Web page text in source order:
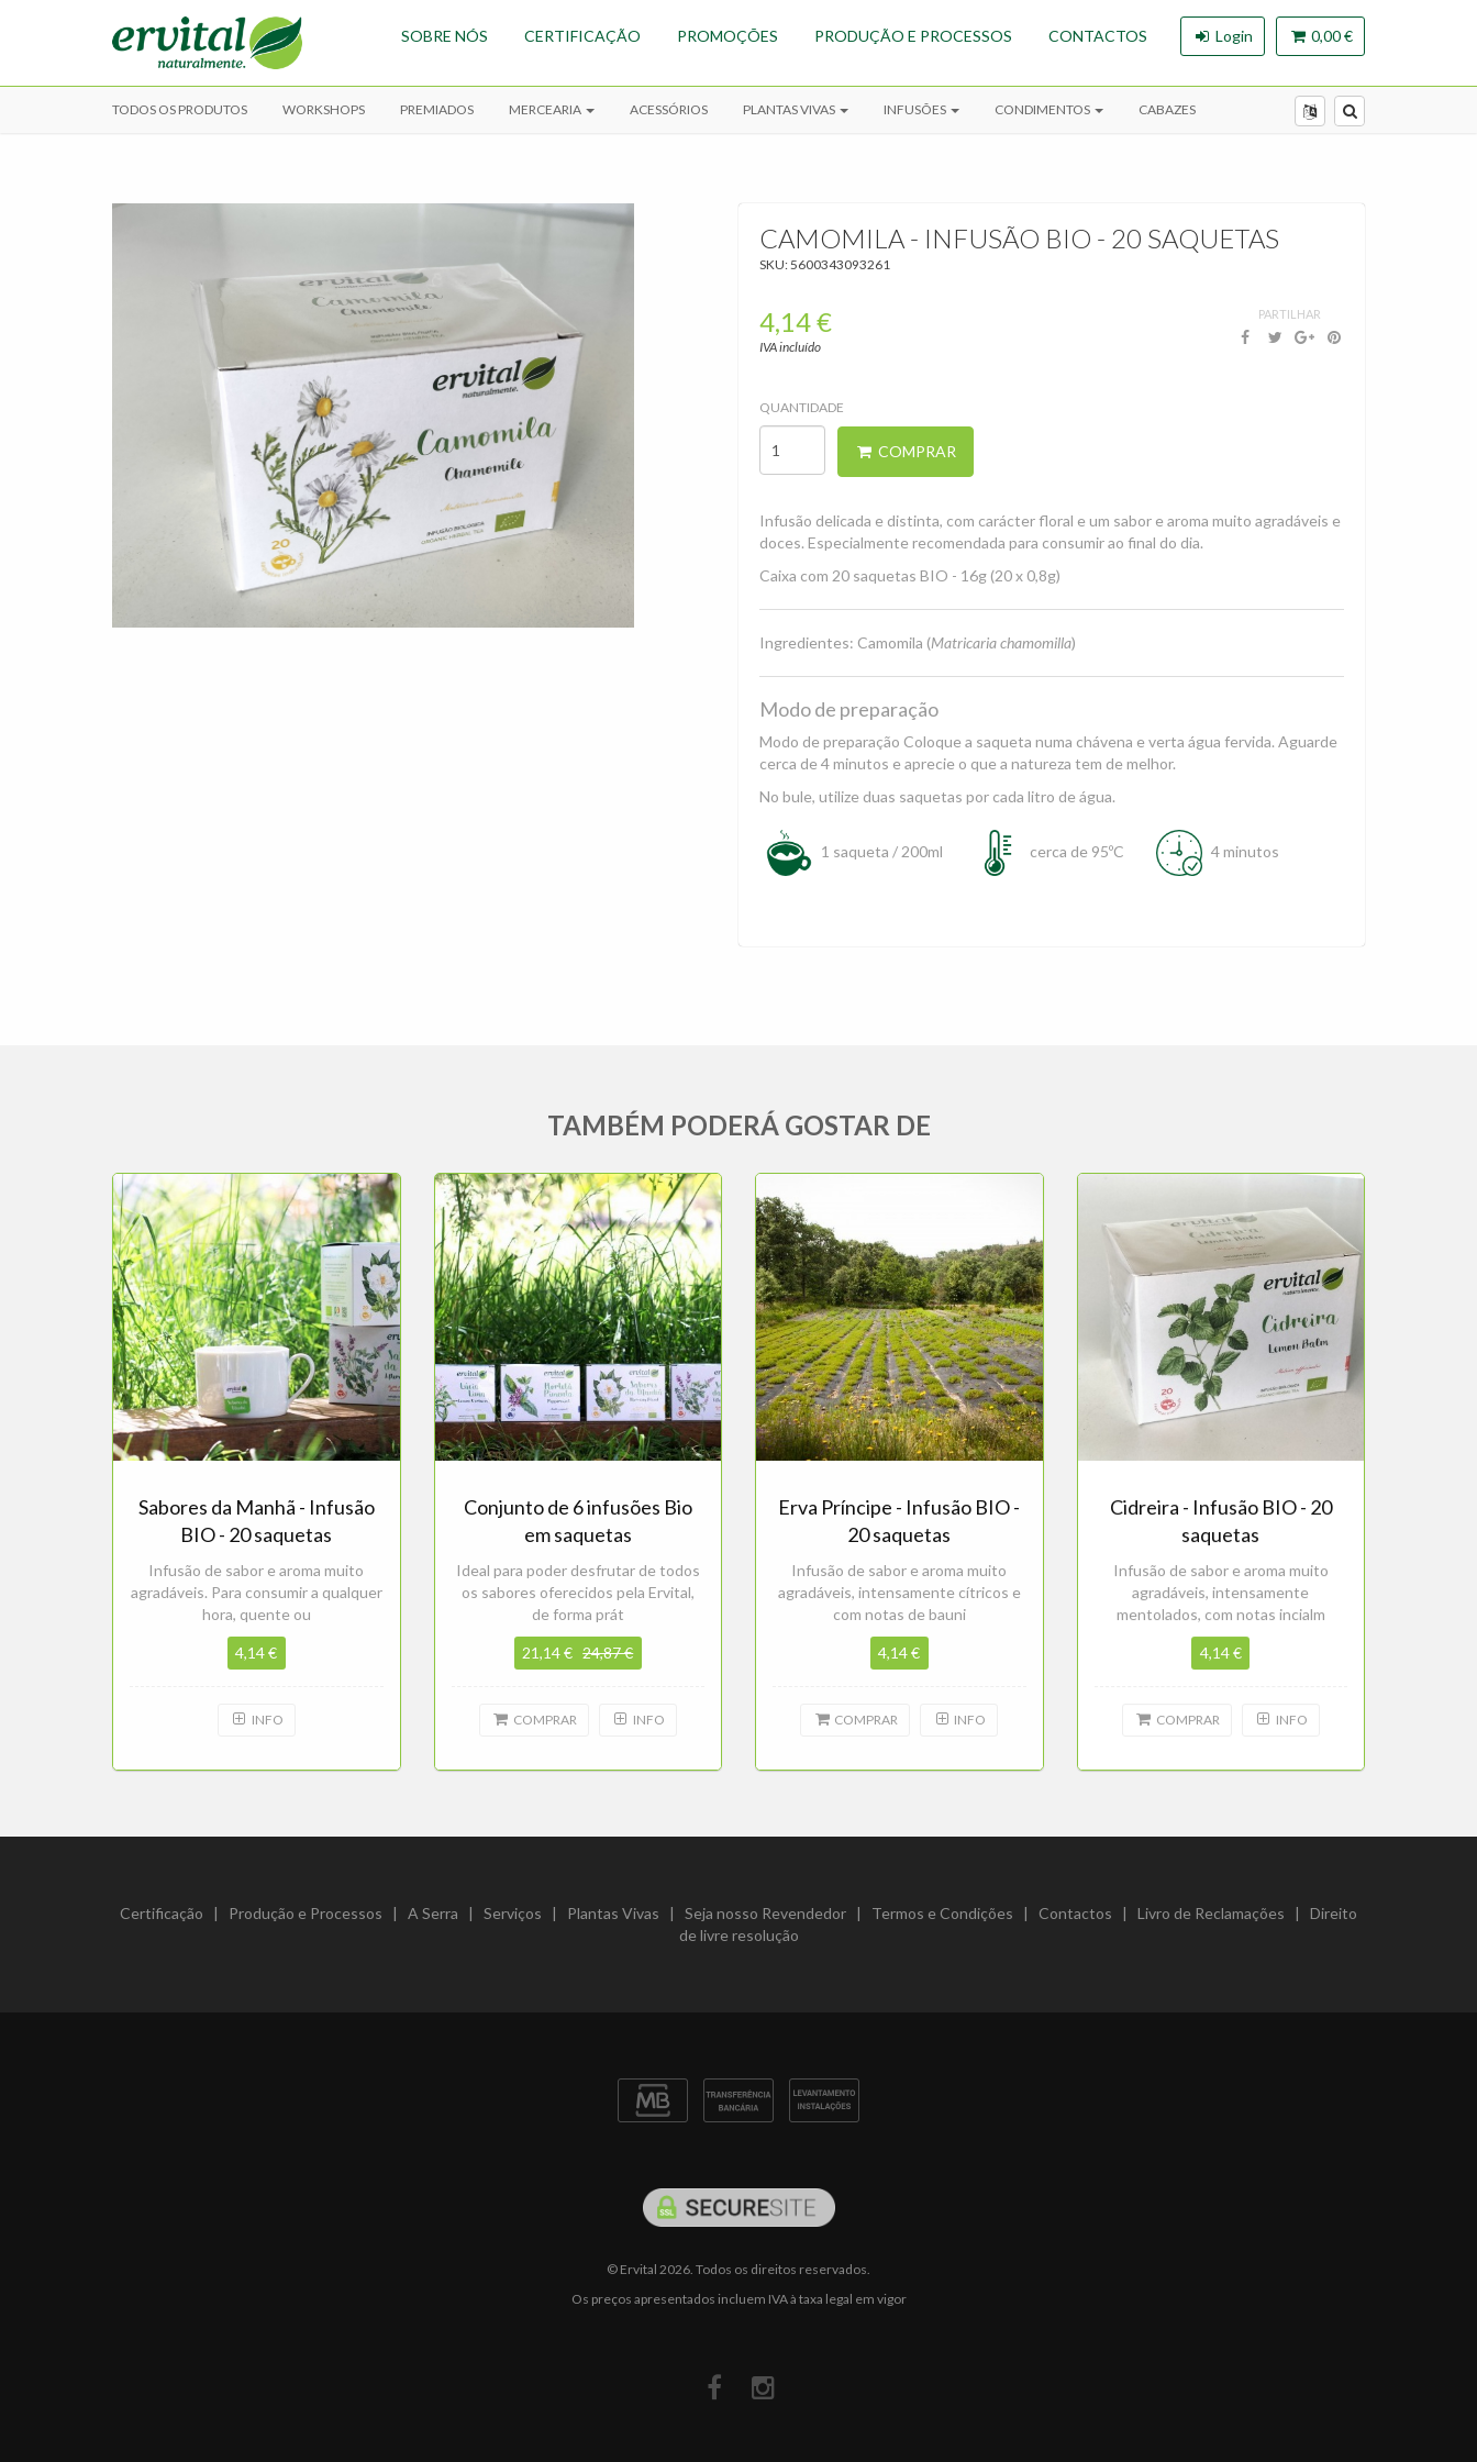
0,00 €
Login
SOBRE NÓS CERTIFICAÇÃO PROMOÇÕES PRODUÇÃO E PROCESSOS CONTACTOS
TODOS OS PRODUTOS WORKSHOPS PREMIADOS MERCEARIA ACESSÓRIOS PLANTAS VIVAS INFUSÕES CONDIMENTOS CABAZES
CAMOMILA - INFUSÃO BIO - 20 SAQUETAS
SKU:5600343093261
Infusões
BIO
4,14 €
IVA incluído
PARTILHAR
QUANTIDADE
COMPRAR
Infusão delicada e distinta, com carácter floral e um sabor e aroma muito agradáveis e
doces. Especialmente recomendada para consumir ao final do dia.
Caixa com 20 saquetas BIO - 16g (20 x 0,8g)
Ingredientes: Camomila (Matricaria chamomilla)
Modo de preparação
Modo de preparação Coloque a saqueta numa chávena e verta água fervida. Aguarde
cerca de 4 minutos e aprecie o que a natureza tem de melhor.
No bule, utilize duas saquetas por cada litro de água.
1 saqueta / 200ml cerca de 95ºC 4 minutos
TAMBÉM PODERÁ GOSTAR DE
Sabores da Manhã - Infusão
BIO - 20 saquetas
Infusão de sabor e aroma muito
agradáveis. Para consumir a qualquer
hora, quente ou
4,14 €
INFO
Conjunto de 6 infusões Bio
em saquetas
Ideal para poder desfrutar de todos
os sabores oferecidos pela Ervital,
de forma prát
21,14 € 24,87 €
COMPRAR INFO
Erva Príncipe - Infusão BIO -
20 saquetas
Infusão de sabor e aroma muito
agradáveis, intensamente cítricos e
com notas de bauni
4,14 €
COMPRAR INFO
Cidreira - Infusão BIO - 20
saquetas
Infusão de sabor e aroma muito
agradáveis, intensamente
mentolados, com notas incialm
4,14 €
COMPRAR INFO
Certificação | Produção e Processos | A Serra | Serviços | Plantas Vivas | Seja nosso Revendedor | Termos e Condições | Contactos | Livro de Reclamações | Direito
de livre resolução
© Ervital 2026. Todos os direitos reservados.
Os preços apresentados incluem IVA à taxa legal em vigor